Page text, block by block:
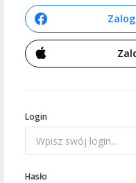
Login
Hasło